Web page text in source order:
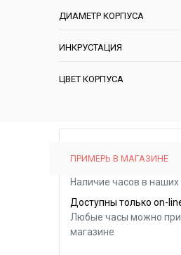
ДИАМЕТР КОРПУСА
ИНКРУСТАЦИЯ
ЦВЕТ КОРПУСА
ПРИМЕРЬ В МАГАЗИНЕ
Наличие часов в наших
Доступны только on-
Любые часы можно
магазине